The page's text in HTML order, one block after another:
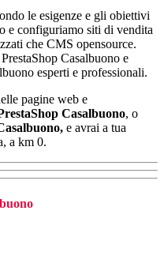
le esigenze e gli obiettivi
e configuriamo siti di vendita
che CMS opensource.
Casalbuono e
esperti e professionali.
pagine web e
Casalbuono, o
e avrai a tua
a km 0.